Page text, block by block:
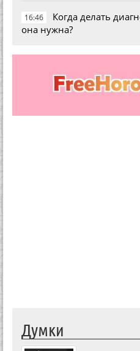
16:46
Когда делать
она нужна?
Думки